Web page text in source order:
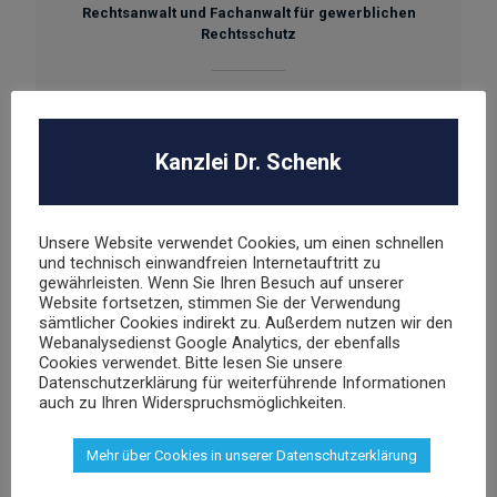
Rechtsanwalt und Fachanwalt für gewerblichen
Rechtsschutz
Agnieszka Schenk
Rechtsanwältin
MAIL aschenk@dr-schenk.net
Kanzlei Dr. Schenk
Unsere Website verwendet Cookies, um einen schnellen
und technisch einwandfreien Internetauftritt zu
gewährleisten. Wenn Sie Ihren Besuch auf unserer
Website fortsetzen, stimmen Sie der Verwendung
sämtlicher Cookies indirekt zu. Außerdem nutzen wir den
Webanalysedienst Google Analytics, der ebenfalls
Cookies verwendet. Bitte lesen Sie unsere
Datenschutzerklärung für weiterführende Informationen
auch zu Ihren Widerspruchsmöglichkeiten.
Mehr über Cookies in unserer Datenschutzerklärung